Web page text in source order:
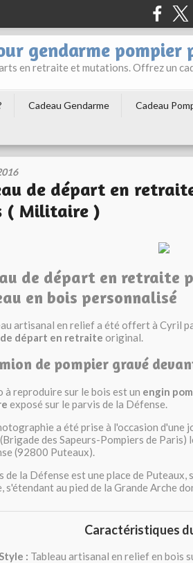
gendarme pompier
en retraite et mutations. Offrez un
Cadeau Gendarme Cadeau
de départ en
( Militaire )
de départ en retraite
en bois personnalisé
artisanal en relief a été offert à Cyril
départ en retraite original.
de pompier gravé
à reproduire sur le bois est un engin
exposé sur le parvis de la Défense.
a été prise à l'occasion d'une
(Brigade des Sapeurs-Pompiers de Paris)
(92800 Puteaux).
de la Défense est une place de
s'étendant au pied de la Grande Arche
Caractéristiques
: Tableau artisanal en relief en bois